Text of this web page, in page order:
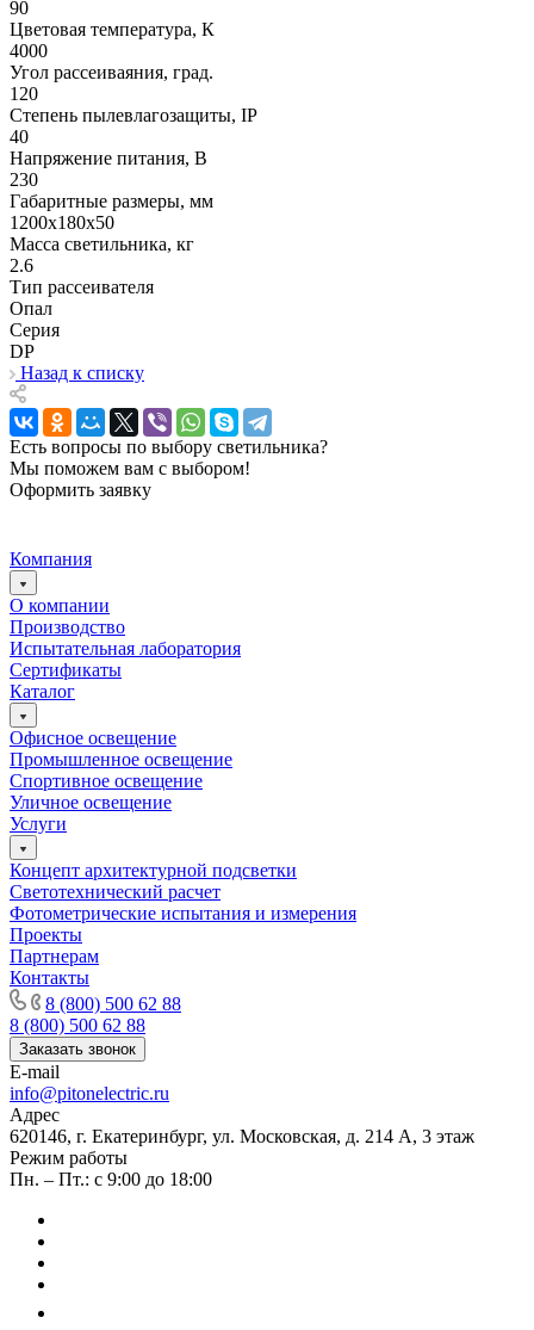
90
Цветовая температура, К
4000
Угол рассеиваяния, град.
120
Степень пылевлагозащиты, IP
40
Напряжение питания, В
230
Габаритные размеры, мм
1200х180x50
Масса светильника, кг
2.6
Тип рассеивателя
Опал
Серия
DP
Назад к списку
Есть вопросы по выбору светильника?
Мы поможем вам с выбором!
Оформить заявку
Компания
О компании
Производство
Испытательная лаборатория
Сертификаты
Каталог
Офисное освещение
Промышленное освещение
Спортивное освещение
Уличное освещение
Услуги
Концепт архитектурной подсветки
Светотехнический расчет
Фотометрические испытания и измерения
Проекты
Партнерам
Контакты
8 (800) 500 62 88
8 (800) 500 62 88
Заказать звонок
E-mail
info@pitonelectric.ru
Адрес
620146, г. Екатеринбург, ул. Московская, д. 214 А, 3 этаж
Режим работы
Пн. – Пт.: с 9:00 до 18:00